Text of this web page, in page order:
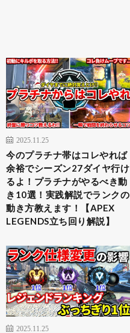
2025.11.25
今のプラチナ帯はコレやれば
余裕でシーズン27ダイヤ行け
るよ！プラチナがやるべき動
き10選！実践解説でランクの
動き方教えます！【APEX
LEGENDS立ち回り解説】
2025.11.25